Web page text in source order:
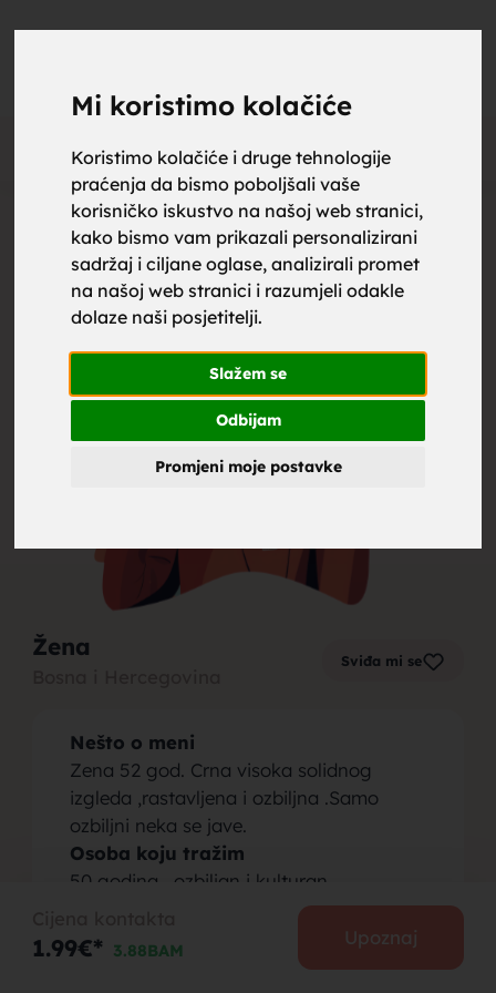
Mi koristimo kolačiće
Koristimo kolačiće i druge tehnologije
praćenja da bismo poboljšali vaše
korisničko iskustvo na našoj web stranici,
kako bismo vam prikazali personalizirani
sadržaj i ciljane oglase, analizirali promet
na našoj web stranici i razumjeli odakle
dolaze naši posjetitelji.
Slažem se
Odbijam
Promjeni moje postavke
Oglas
Žena Sviđa mi se
Nešto o meni
Zena 52 god. Crna visoka solidnog
izgleda ,rastavljena i ozbiljna .Samo
ozbiljni neka se jave.
Osoba koju tražim
50 godina , ozbiljan i kulturan.
1.99€* 3.88BAM
Upoznaj
upoznaj
za brak,
zene za
brak,
muskarci
za brak,